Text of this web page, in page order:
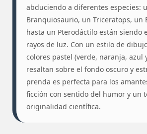
abduciendo a diferentes especies:
Branquiosaurio, un Triceratops, un
hasta un Pterodáctilo están siendo
rayos de luz. Con un estilo de
colores pastel (verde, naranja, azul
resaltan sobre el fondo oscuro y
prenda es perfecta para los
ficción con sentido del humor y un
originalidad científica.